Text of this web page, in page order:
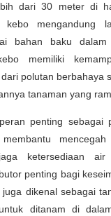
dari 30 meter di
mengandung
bahan baku dalam
memiliki
polutan berbahaya
tanaman yang
penting sebagai
ketersediaan
penting bagi
dikenal sebagai
ditanam di